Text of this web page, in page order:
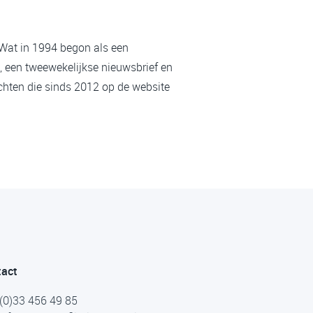
in 1994 begon als een
tweewekelijkse nieuwsbrief en
die sinds 2012 op de website
456 49 85